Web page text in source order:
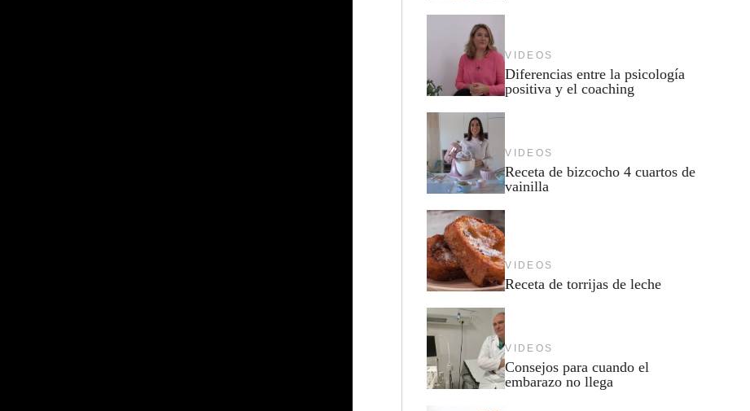
VIDEOS
Diferencias entre la psicología
positiva y el coaching
VIDEOS
Receta de bizcocho 4 cuartos de
vainilla
VIDEOS
Receta de torrijas de leche
VIDEOS
Consejos para cuando el
embarazo no llega